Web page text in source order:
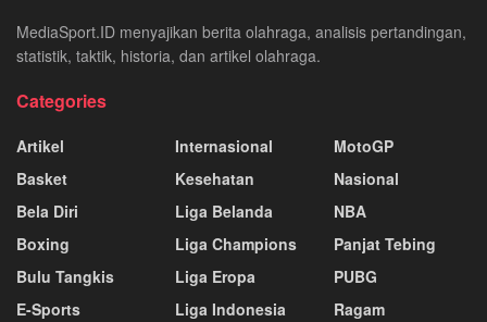
MediaSport.ID menyajikan berita olahraga, analisis pertandingan,
statistik, taktik, historia, dan artikel olahraga.
Categories
Artikel
Basket
Bela Diri
Boxing
Bulu Tangkis
E-Sports
Internasional
Kesehatan
Liga Belanda
Liga Champions
Liga Eropa
Liga Indonesia
MotoGP
Nasional
NBA
Panjat Tebing
PUBG
Ragam